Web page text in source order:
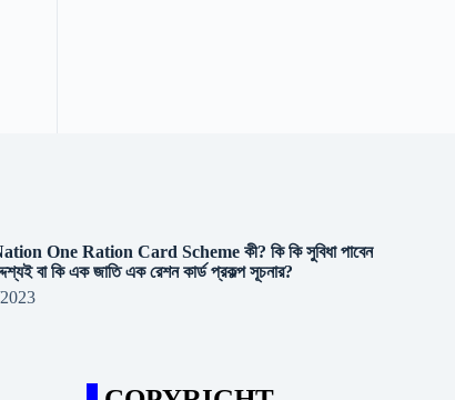
One Ration Card Scheme কী? কি কি সুবিধা পাবেন
বা কি এক জাতি এক রেশন কার্ড প্রকল্প সূচনার?